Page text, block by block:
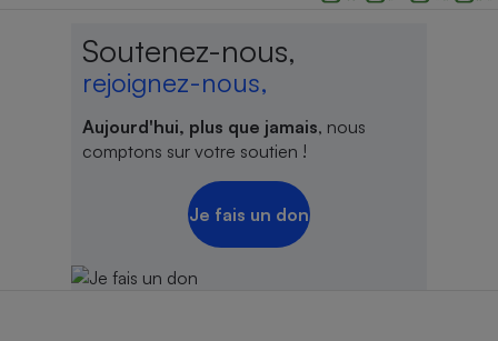
Soutenez-nous,
rejoignez-nous,
Aujourd'hui, plus que jamais, nous
comptons sur votre soutien !
Je fais un don